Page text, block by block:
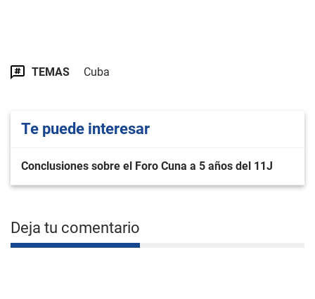
TEMAS Cuba
Te puede interesar
Conclusiones sobre el Foro Cuna a 5 años del 11J
Deja tu comentario